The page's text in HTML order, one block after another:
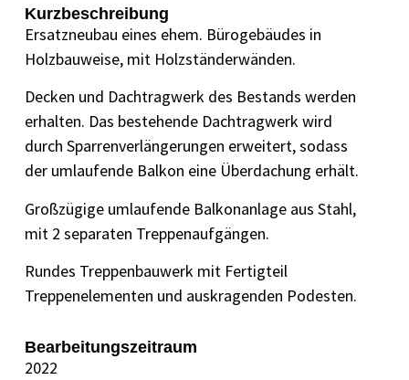
Kurzbeschreibung
Ersatzneubau eines ehem. Bürogebäudes in
Holzbauweise, mit Holzständerwänden.
Decken und Dachtragwerk des Bestands werden
erhalten. Das bestehende Dachtragwerk wird
durch Sparrenverlängerungen erweitert, sodass
der umlaufende Balkon eine Überdachung erhält.
Großzügige umlaufende Balkonanlage aus Stahl,
mit 2 separaten Treppenaufgängen.
Rundes Treppenbauwerk mit Fertigteil
Treppenelementen und auskragenden Podesten.
Bearbeitungszeitraum
2022